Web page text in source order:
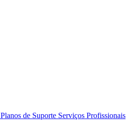
Planos de Suporte Serviços Profissionais